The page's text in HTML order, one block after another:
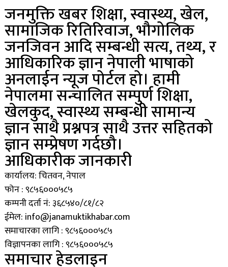
जनमुक्ति खबर शिक्षा, स्वास्थ्य, खेल,
सामाजिक रितिरिवाज, भौगोलिक
जनजिवन आदि सम्बन्धी सत्य, तथ्य, र
आधिकारिक ज्ञान नेपाली भाषाको
अनलाईन न्यूज पोर्टल हो। हामी
नेपालमा सन्चालित सम्पुर्ण शिक्षा,
खेलकुद, स्वास्थ्य सम्बन्धी सामान्य
ज्ञान साथै प्रश्नपत्र साथै उत्तर सहितको
ज्ञान सम्प्रेषण गर्दछौ।
आधिकारीक जानकारी
कार्यालय: चितवन, नेपाल
फोन : ९८५६०००५८५
कम्पनी दर्ता नं: ३६८५४०/८१/८२
ईमेल: info@janamuktikhabar.com
समाचारका लागि : ९८५६०००५८५
विज्ञापनका लागि : ९८५६०००५८५
समाचार हेडलाइन